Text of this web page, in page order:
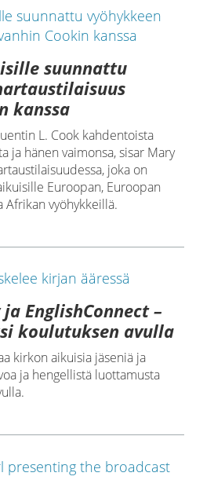
suunnattu
kanssa
L. Cook kahdentoista
ja hänen vaimonsa, sisar Mary
joka on
Euroopan, Euroopan
Afrikan vyöhykkeillä.
EnglishConnect –
koulutuksen avulla
kirkon aikuisia jäseniä ja
ja hengellistä luottamusta